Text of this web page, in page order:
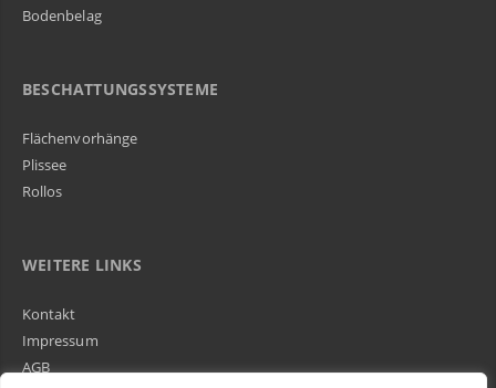
Bodenbelag
BESCHATTUNGSSYSTEME
Flächenvorhänge
Plissee
Rollos
WEITERE LINKS
Kontakt
Impressum
AGB